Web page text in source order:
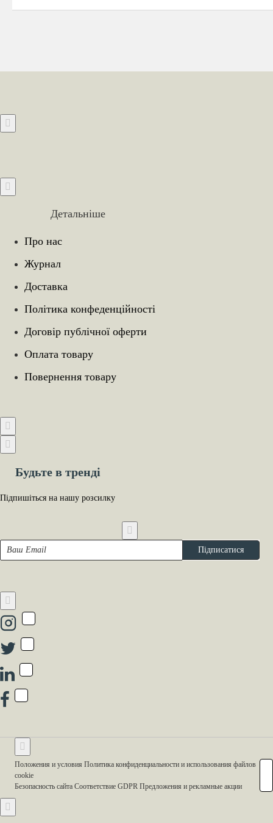
Детальніше
Про нас
Журнал
Доставка
Політика конфеденційності
Договір публічної оферти
Оплата товару
Повернення товару
Будьте в тренді
Підпишіться на нашу розсилку
Підписатися
Положения и условия Политика конфиденциальности и использования файлов
cookie
Безопасность сайта Соответствие GDPR Предложения и рекламные акции